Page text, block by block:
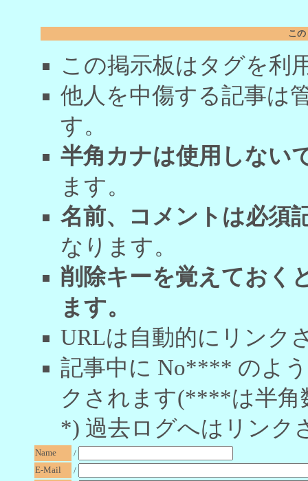
こ
この掲示板はタグを利
他人を中傷する記事は
す。
半角カナは使用しない
ます。
名前、コメントは必須
なります。
削除キーを覚えておく
ます。
URLは自動的にリンク
記事中に No**** のよ
クされます(****は半角
*) 過去ログへはリンク
Name
/
E-Mail
/